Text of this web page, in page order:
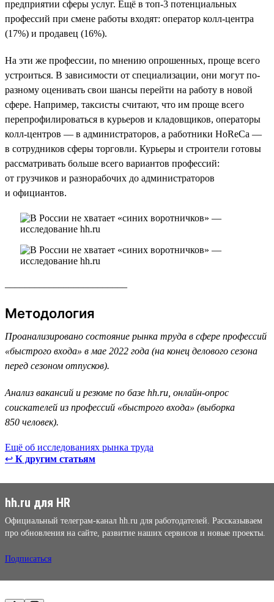
предприятии сферы услуг. Ещё в топ-3 потенциальных
профессий при смене работы входят: оператор колл-центра
(17%) и продавец (16%).
На эти же профессии, по мнению опрошенных, проще всего
устроиться. В зависимости от специализации, они могут по-
разному оценивать свои шансы перейти на работу в новой
сфере. Например, таксисты считают, что им проще всего
перепрофилироваться в курьеров и кладовщиков, операторы
колл-центров — в администраторов, а работники HoReCa —
в сотрудников сферы торговли. Курьеры и строители готовы
рассматривать больше всего вариантов профессий:
от грузчиков и разнорабочих до администраторов
и официантов.
Методология
Проанализировано состояние рынка труда в сфере профессий
«быстрого входа» в мае 2022 года (на конец делового сезона
перед сезоном отпусков).
Анализ вакансий и резюме по базе hh.ru, онлайн-опрос
соискателей из профессий «быстрого входа» (выборка
850 человек).
Ещё об исследованиях рынка труда
↩ К другим статьям
hh.ru для HR
Официальный телеграм-канал hh.ru для работодателей. Рассказываем
про обновления на сайте, развитие наших сервисов и новые проекты.
Подписаться